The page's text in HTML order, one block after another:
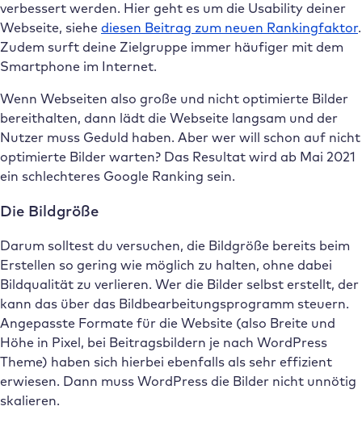
verbessert werden. Hier geht es um die Usability deiner
Webseite, siehe diesen Beitrag zum neuen Rankingfaktor.
Zudem surft deine Zielgruppe immer häufiger mit dem
Smartphone im Internet.
Wenn Webseiten also große und nicht optimierte Bilder
bereithalten, dann lädt die Webseite langsam und der
Nutzer muss Geduld haben. Aber wer will schon auf nicht
optimierte Bilder warten? Das Resultat wird ab Mai 2021
ein schlechteres Google Ranking sein.
Die Bildgröße
Darum solltest du versuchen, die Bildgröße bereits beim
Erstellen so gering wie möglich zu halten, ohne dabei
Bildqualität zu verlieren. Wer die Bilder selbst erstellt, der
kann das über das Bildbearbeitungsprogramm steuern.
Angepasste Formate für die Website (also Breite und
Höhe in Pixel, bei Beitragsbildern je nach WordPress
Theme) haben sich hierbei ebenfalls als sehr effizient
erwiesen. Dann muss WordPress die Bilder nicht unnötig
skalieren.